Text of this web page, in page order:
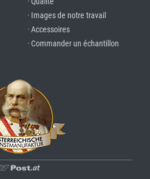
· Images de notre travail
· Accessoires
· Commander un échantillon